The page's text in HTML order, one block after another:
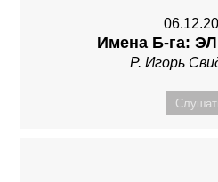
Имена Б-га:
Р. Игорь